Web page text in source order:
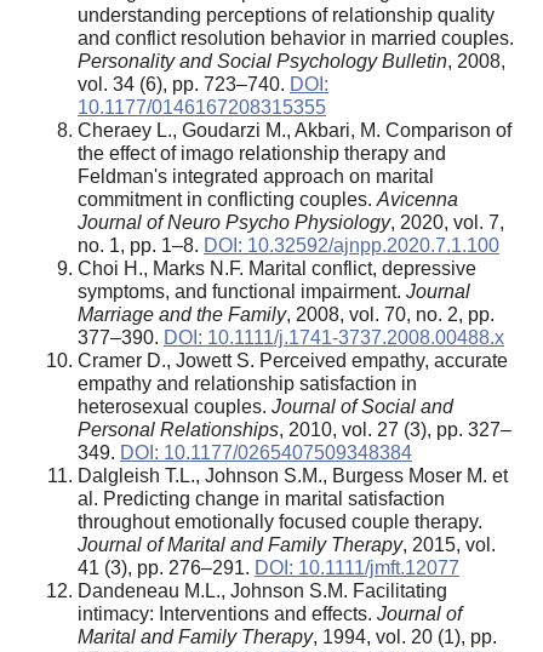
understanding perceptions of relationship quality
and conflict resolution behavior in married couples.
Personality and Social Psychology Bulletin, 2008,
vol. 34 (6), pp. 723–740. DOI:
10.1177/0146167208315355
Cheraey L., Goudarzi M., Akbari, M. Comparison of
the effect of imago relationship therapy and
Feldman's integrated approach on marital
commitment in conflicting couples. Avicenna
Journal of Neuro Psycho Physiology, 2020, vol. 7,
no. 1, pp. 1–8. DOI: 10.32592/ajnpp.2020.7.1.100
Choi H., Marks N.F. Marital conflict, depressive
symptoms, and functional impairment. Journal
Marriage and the Family, 2008, vol. 70, no. 2, pp.
377–390. DOI: 10.1111/j.1741-3737.2008.00488.x
Cramer D., Jowett S. Perceived empathy, accurate
empathy and relationship satisfaction in
heterosexual couples. Journal of Social and
Personal Relationships, 2010, vol. 27 (3), pp. 327–
349. DOI: 10.1177/0265407509348384
Dalgleish T.L., Johnson S.M., Burgess Moser M. et
al. Predicting change in marital satisfaction
throughout emotionally focused couple therapy.
Journal of Marital and Family Therapy, 2015, vol.
41 (3), pp. 276–291. DOI: 10.1111/jmft.12077
Dandeneau M.L., Johnson S.M. Facilitating
intimacy: Interventions and effects. Journal of
Marital and Family Therapy, 1994, vol. 20 (1), pp.